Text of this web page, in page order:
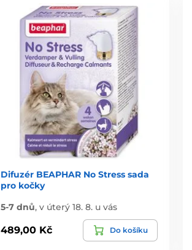
Difuzér BEAPHAR No Stress sada
pro kočky
5-7 dnů, v úterý 18. 8. u vás
489,00 Kč Do košíku